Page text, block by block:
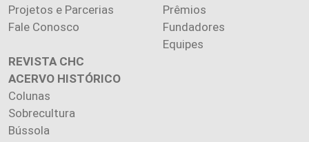
Projetos e Parcerias
Fale Conosco
Prêmios
Fundadores
Equipes
REVISTA CHC
ACERVO HISTÓRICO
Colunas
Sobrecultura
Bússola